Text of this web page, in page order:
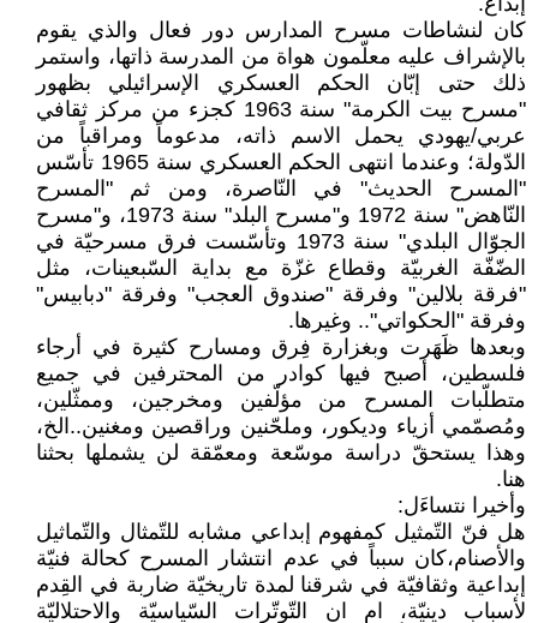
كان لنشاطات مسرح المدارس دور فعال والذي يقوم
بالإشراف عليه معلّمون هواة من المدرسة ذاتها، واستمر
ذلك حتى إبّان الحكم العسكري الإسرائيلي بظهور
"مسرح بيت الكرمة" سنة 1963 كجزء من مركز ثقافي
عربي/يهودي يحمل الاسم ذاته، مدعوماً ومراقباً من
الدّولة؛ وعندما انتهى الحكم العسكري سنة 1965 تأسّس
"المسرح الحديث" في النّاصرة، ومن ثم "المسرح
النّاهض" سنة 1972 و"مسرح البلد" سنة 1973، و"مسرح
الجوّال البلدي" سنة 1973 وتأسّست فرق مسرحيّة في
الضّفّة الغربيّة وقطاع غزّة مع بداية السّبعينات، مثل
"فرقة بلالين" وفرقة "صندوق العجب" وفرقة "دبابيس"
وفرقة "الحكواتي".. وغيرها.
وبعدها ظَهَرت وبغزارة فِرق ومسارح كثيرة في أرجاء
فلسطين، أصبح فيها كوادر من المحترفين في جميع
متطلّبات المسرح من مؤلّفين ومخرجين، وممثّلين،
ومُصمّمي أزياء وديكور، وملحّنين وراقصين ومغنين..الخ،
وهذا يستحقّ دراسة موسّعة ومعمّقة لن يشملها بحثنا
هنا.
وأخيرا نتساءَل:
هل فنّ التّمثيل كمفهوم إبداعي مشابه للتّمثال والتّماثيل
والأصنام،كان سبباً في عدم انتشار المسرح كحالة فنيّة
إبداعية وثقافيّة في شرقنا لمدة تاريخيّة ضاربة في القِدم
لأسباب دينيّة، ام ان التّوتّرات السّياسيّة والاحتلاليّة